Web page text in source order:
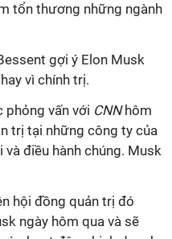
tổn thương những ngành
gợi ý Elon Musk
vì chính trị.
phỏng vấn với CNN hôm
trị tại những công ty của
điều hành chúng. Musk
hội đồng quản trị đó
ngày hôm qua và sẽ